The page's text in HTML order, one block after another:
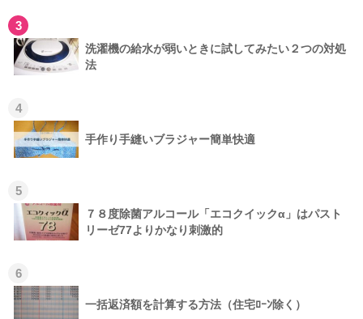
3
洗濯機の給水が弱いときに試してみたい２つの対処
法
4
手作り手縫いブラジャー簡単快適
5
７８度除菌アルコール「エコクイックα」はパスト
リーゼ77よりかなり刺激的
6
一括返済額を計算する方法（住宅ﾛｰﾝ除く）